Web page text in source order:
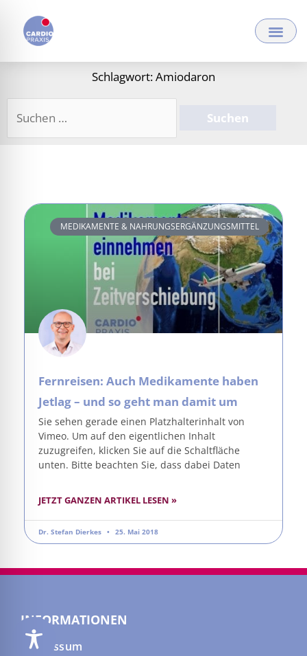
Inhalt
springen
Schlagwort: Amiodaron
MEDIKAMENTE & NAHRUNGSERGÄNZUNGSMITTEL
Fernreisen: Auch Medikamente haben
Jetlag – und so geht man damit um
Sie sehen gerade einen Platzhalterinhalt von
Vimeo. Um auf den eigentlichen Inhalt
zuzugreifen, klicken Sie auf die Schaltfläche
unten. Bitte beachten Sie, dass dabei Daten
JETZT GANZEN ARTIKEL LESEN »
Dr. Stefan Dierkes 25. Mai 2018
INFORMATIONEN
Impressum